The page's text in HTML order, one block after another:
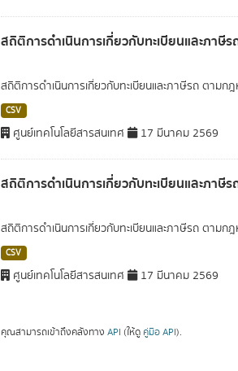
สถิติการดำเนินการเกี่ยวกับทะเบียนและภา
สถิติการดำเนินการเกี่ยวกับทะเบียนและภาษีรถ ตาม
CSV
ศูนย์เทคโนโลยีสารสนเทศ 17 มีนาคม 2569
สถิติการดำเนินการเกี่ยวกับทะเบียนและภา
สถิติการดำเนินการเกี่ยวกับทะเบียนและภาษีรถ ตามก
CSV
ศูนย์เทคโนโลยีสารสนเทศ 17 มีนาคม 2569
คุณสามารถเข้าถึงคลังทาง API (ให้ดู คู่มือ API).